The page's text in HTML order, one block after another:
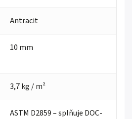
Antracit
10 mm
3,7 kg / m²
ASTM D2859 – splňuje DOC-